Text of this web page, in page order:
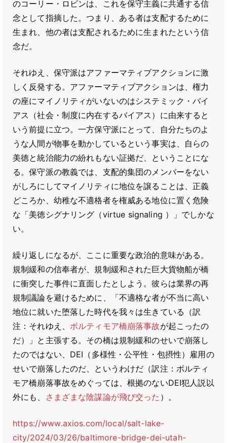
のコーリー・ロビンは、これを保守主義に共通する信
念として指摘した。つまり、ある者は支配するために
生まれ、他の者は支配されるために生まれたという信
念だ。
それゆえ、保守派はアファーマティブアクションに激
しく反発する。アファーマティブアクションは、権力
の座にマイノリティがいないのはシステミック・バイ
アス（社会・制度に内在するバイアス）に由来すると
いう前提に立つ。一方保守派にとって、自分たちのよ
うな人間が物事を動かしているという事実は、自らの
美徳と統治能力の紛れもない証拠だ、ということにな
る。保守派の教義では、支配的集団のメンバーをない
がしろにしてマイノリティに地位を譲ることは、正義
どころか、幼稚な不適格者を権威ある地位に置く危険
な「美徳シグナリング（virtue signaling ）」でしかな
い。
繰り返しになるが、ここに重要な政治的意味がある。
規制緩和の信奉者が、規制緩和された巨大貨物船が橋
に衝突した事件に直面したとしよう。彼らは業界の再
規制議論を避けるために、「不適格な者が不当に高い
地位に就いた堕落した時代を我々は生きている（訳
注：それゆえ、 ボルティモア橋崩落事故が起こったの
だ）」と主張する。その橋は規制緩和のせいで崩落し
たのではない、DEI（多様性・公平性・包摂性）雇用の
せいで崩落したのだ、というわけだ（訳注：ボルティ
モア橋崩落事故をめぐっては、根拠のないDEI犯人説以
外にも、
さまざまな陰謀論が飛び交った ）。
https://www.axios.com/local/salt-lake-
city/2024/03/26/baltimore-bridge-dei-utah-